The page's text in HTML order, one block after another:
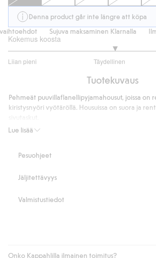
Denna product går inte längre att köpa
Sujuva maksaminen Klarnalla
Kokemus koosta
Liian pieni Täydellinen
/
ääneen
Tuotekuvaus
Lue lisää
Pehmeät puuvillaflanellipyjamahousut, joissa on
kiristysnyöri vyötäröllä. Housuissa on suora ja
Tuotenumero
Pesuohjeet
Jäljitettävyys
Valmistustiedot
Onko Kappahlilla ilmainen toimitus?